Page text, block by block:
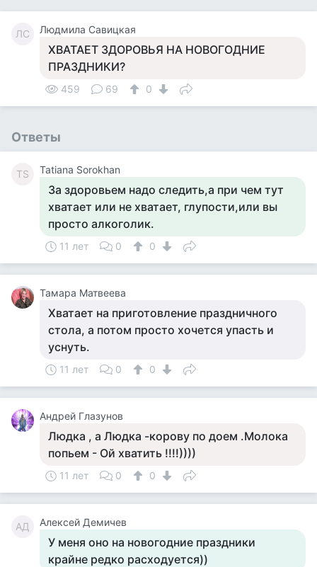
ЛС Людмила Савицкая
ХВАТАЕТ ЗДОРОВЬЯ НА НОВОГОДНИЕ
ПРАЗДНИКИ?
459 69 0
Ответы
TS Tatiana Sorokhan
За здоровьем надо следить,а при чем тут
хватает или не хватает, глупости,или вы
просто алкоголик.
11 лет 0 0
Тамара Матвеева
Хватает на приготовление праздничного
стола, а потом просто хочется упасть и
уснуть.
11 лет 0 0
Андрей Глазунов
Людка , а Людка -корову по доем .Молока
попьем - Ой хватить !!!!))))
11 лет 0 0
АД Алексей Демичев
У меня оно на новогодние праздники
крайне редко расходуется))